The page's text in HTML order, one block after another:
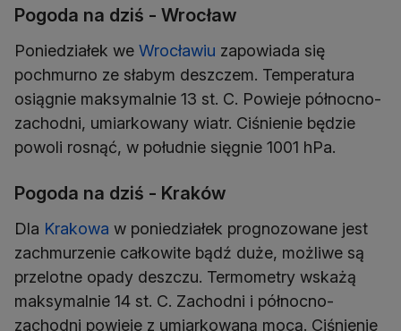
Pogoda na dziś - Wrocław
Poniedziałek we Wrocławiu zapowiada się
pochmurno ze słabym deszczem. Temperatura
osiągnie maksymalnie 13 st. C. Powieje północno-
zachodni, umiarkowany wiatr. Ciśnienie będzie
powoli rosnąć, w południe sięgnie 1001 hPa.
Pogoda na dziś - Kraków
Dla Krakowa w poniedziałek prognozowane jest
zachmurzenie całkowite bądź duże, możliwe są
przelotne opady deszczu. Termometry wskażą
maksymalnie 14 st. C. Zachodni i północno-
zachodni powieje z umiarkowaną mocą. Ciśnienie